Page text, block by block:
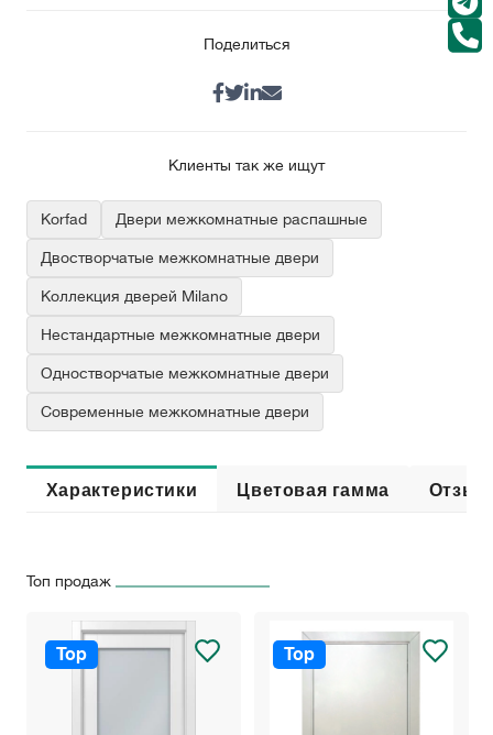
Поделиться
Клиенты так же ищут
Korfad Двери межкомнатные распашные
Двостворчатые межкомнатные двери
Коллекция дверей Milano
Нестандартные межкомнатные двери
Одностворчатые межкомнатные двери
Современные межкомнатные двери
Характеристики Цветовая гамма
Топ продаж
Top Top